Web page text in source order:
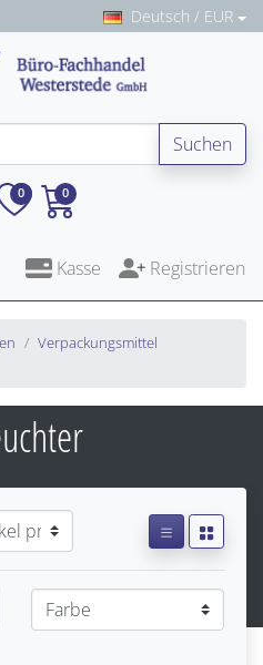
Deutsch / EUR
Suchen
0 0
Kasse Registrieren
Verpackungsmittel